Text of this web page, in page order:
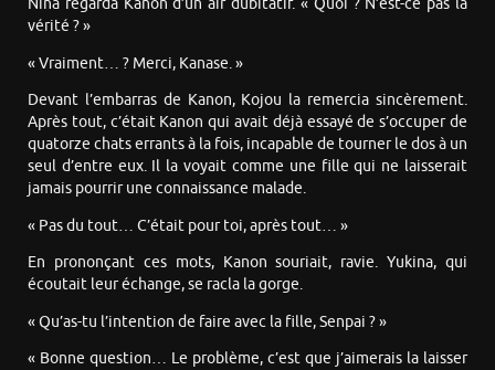
Nina regarda Kanon d’un air dubitatif. « Quoi ? N’est-ce pas la
vérité ? »
« Vraiment… ? Merci, Kanase. »
Devant l’embarras de Kanon, Kojou la remercia sincèrement.
Après tout, c’était Kanon qui avait déjà essayé de s’occuper de
quatorze chats errants à la fois, incapable de tourner le dos à un
seul d’entre eux. Il la voyait comme une fille qui ne laisserait
jamais pourrir une connaissance malade.
« Pas du tout… C’était pour toi, après tout… »
En prononçant ces mots, Kanon souriait, ravie. Yukina, qui
écoutait leur échange, se racla la gorge.
« Qu’as-tu l’intention de faire avec la fille, Senpai ? »
« Bonne question… Le problème, c’est que j’aimerais la laisser